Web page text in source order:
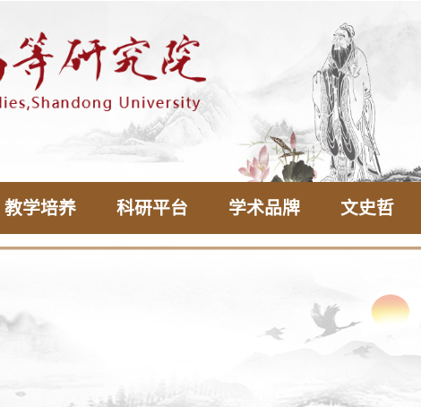
教学培养 科研平台 学术品牌 文史哲